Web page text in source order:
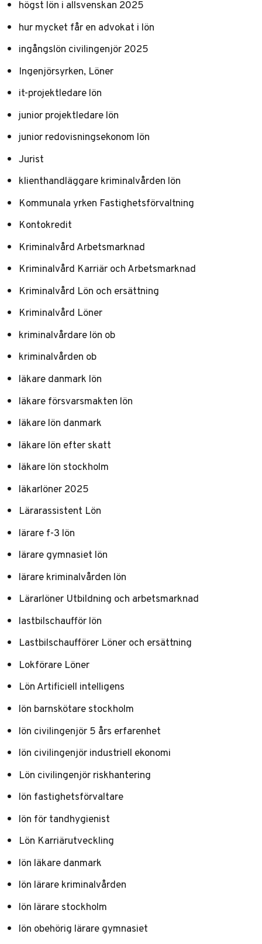
högst lön i allsvenskan 2025
hur mycket får en advokat i lön
ingångslön civilingenjör 2025
Ingenjörsyrken, Löner
it-projektledare lön
junior projektledare lön
junior redovisningsekonom lön
Jurist
klienthandläggare kriminalvården lön
Kommunala yrken Fastighetsförvaltning
Kontokredit
Kriminalvård Arbetsmarknad
Kriminalvård Karriär och Arbetsmarknad
Kriminalvård Lön och ersättning
Kriminalvård Löner
kriminalvårdare lön ob
kriminalvården ob
läkare danmark lön
läkare försvarsmakten lön
läkare lön danmark
läkare lön efter skatt
läkare lön stockholm
läkarlöner 2025
Lärarassistent Lön
lärare f-3 lön
lärare gymnasiet lön
lärare kriminalvården lön
Lärarlöner Utbildning och arbetsmarknad
lastbilschaufför lön
Lastbilschaufförer Löner och ersättning
Lokförare Löner
Lön Artificiell intelligens
lön barnskötare stockholm
lön civilingenjör 5 års erfarenhet
lön civilingenjör industriell ekonomi
Lön civilingenjör riskhantering
lön fastighetsförvaltare
lön för tandhygienist
Lön Karriärutveckling
lön läkare danmark
lön lärare kriminalvården
lön lärare stockholm
lön obehörig lärare gymnasiet